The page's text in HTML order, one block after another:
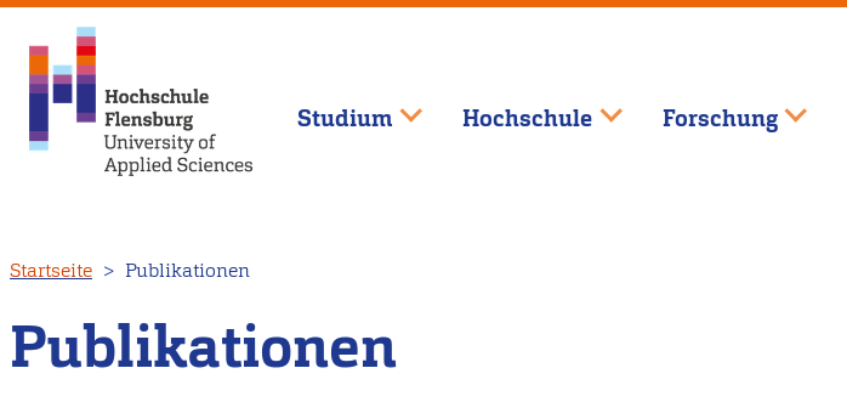
zum
Inhalt
Studium Hochschule Forschung
Startseite Publikationen
Publikationen